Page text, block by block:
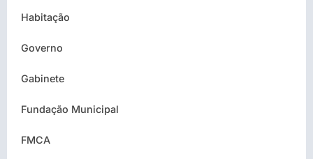
Habitação
Governo
Gabinete
Fundação Municipal
FMCA